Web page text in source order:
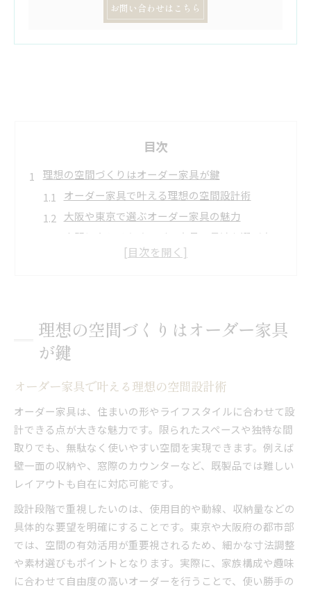
お問い合わせはこちら
目次
理想の空間づくりはオーダー家具が鍵
オーダー家具で叶える理想の空間設計術
大阪や東京で選ぶオーダー家具の魅力
空間に合わせたオーダー家具の最適な選び方
オーダー家具で差がつくおしゃれな住まい
オーダー家具で実現する自分らしい部屋づくり
東京や大阪で探す理想のオーダー家具実例
オーダー家具で叶える住まいの個性演出法
素材やサイズにこだわるオーダー家具選び
予算内で実現するオーダー家具活用法
オーダー家具で予算を抑える工夫とポイント
大阪の安いオーダー家具選びのコツ
オーダー家具で叶えるコスパ重視の住まい
価格を比較して選ぶオーダー家具の活用法
素材とサイズで調整するオーダー家具予算術
素材やサイズで選ぶオーダー家具の魅力
無垢材のオーダー家具が持つ魅力と特徴
理想の空間づくりはオーダー家具
が鍵
オーダー家具で叶える理想の空間設計術
オーダー家具は、住まいの形やライフスタイルに合わせて設
計できる点が大きな魅力です。限られたスペースや独特な間
取りでも、無駄なく使いやすい空間を実現できます。例えば
壁一面の収納や、窓際のカウンターなど、既製品では難しい
レイアウトも自在に対応可能です。
設計段階で重視したいのは、使用目的や動線、収納量などの
具体的な要望を明確にすることです。東京や大阪府の都市部
では、空間の有効活用が重要視されるため、細かな寸法調整
や素材選びもポイントとなります。実際に、家族構成や趣味
に合わせて自由度の高いオーダーを行うことで、使い勝手の